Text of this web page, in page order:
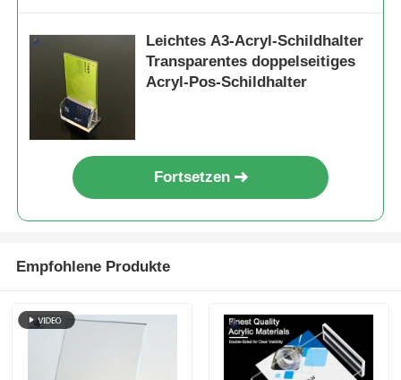
Leichtes A3-Acryl-Schildhalter
Transparentes doppelseitiges
Acryl-Pos-Schildhalter
Fortsetzen
Empfohlene Produkte